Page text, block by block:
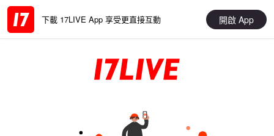
下載 17LIVE App 享受更直接互動 開啟 App